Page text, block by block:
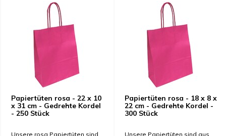
Papiertüten rosa - 22 x 10
x 31 cm - Gedrehte Kordel
- 250 Stück
Unsere rosa Papiertüten sind
Papiertüten rosa - 18 x 8 x
22 cm - Gedrehte Kordel -
300 Stück
Unsere Papiertüten sind aus